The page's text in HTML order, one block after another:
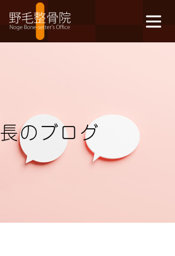
長のブログ